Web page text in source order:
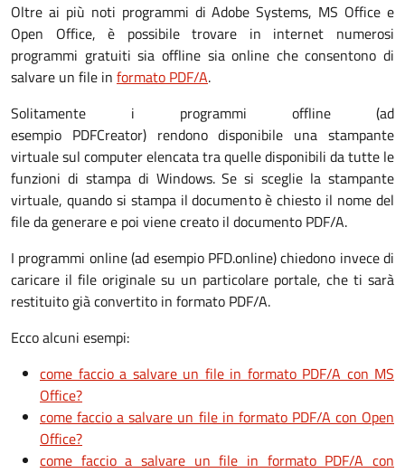
Oltre ai più noti programmi di Adobe Systems, MS Office e
Open Office, è possibile trovare in internet numerosi
programmi gratuiti sia offline sia online che consentono di
salvare un file in formato PDF/A.
Solitamente i programmi offline (ad
esempio PDFCreator) rendono disponibile una stampante
virtuale sul computer elencata tra quelle disponibili da tutte le
funzioni di stampa di Windows. Se si sceglie la stampante
virtuale, quando si stampa il documento è chiesto il nome del
file da generare e poi viene creato il documento PDF/A.
I programmi online (ad esempio PFD.online) chiedono invece di
caricare il file originale su un particolare portale, che ti sarà
restituito già convertito in formato PDF/A.
Ecco alcuni esempi:
come faccio a salvare un file in formato PDF/A con MS
Office?
come faccio a salvare un file in formato PDF/A con Open
Office?
come faccio a salvare un file in formato PDF/A con